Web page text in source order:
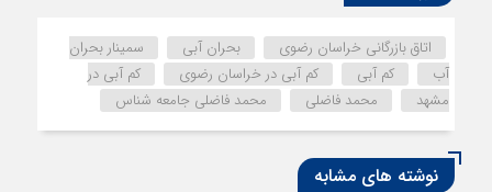
اتاق بازرگانی خراسان رضوی بحران آبی
سمینار بحران
آب
کم آبی کم آبی در خراسان رضوی
کم آبی در
مشهد
محمد فاضلی محمد فاضلی جامعه شناس
نوشته های مشابه